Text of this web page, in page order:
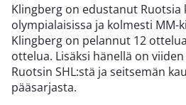
Klingberg on edustanut Ruotsia
olympialaisissa ja kolmesti MM-
Klingberg on pelannut 12
ottelua. Lisäksi hänellä on
Ruotsin SHL:stä ja seitsemän
pääsarjasta.